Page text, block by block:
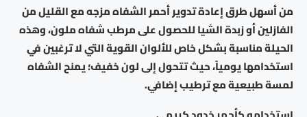
من أسهل طرق إعادة تدوير أحمر الشفاه مزجه مع القليل من
الفازلين أو زبدة الشيا للحصول على مرطب شفاه ملون، وهذه
الحيلة مناسبة بشكل خاص للألوان القوية التي لا ترغبين في
استخدامها يومياً، حيث تتحول إلى لون خفيف؛ يمنح الشفاه
لمسة طبيعية مع ترطيب إضافي.